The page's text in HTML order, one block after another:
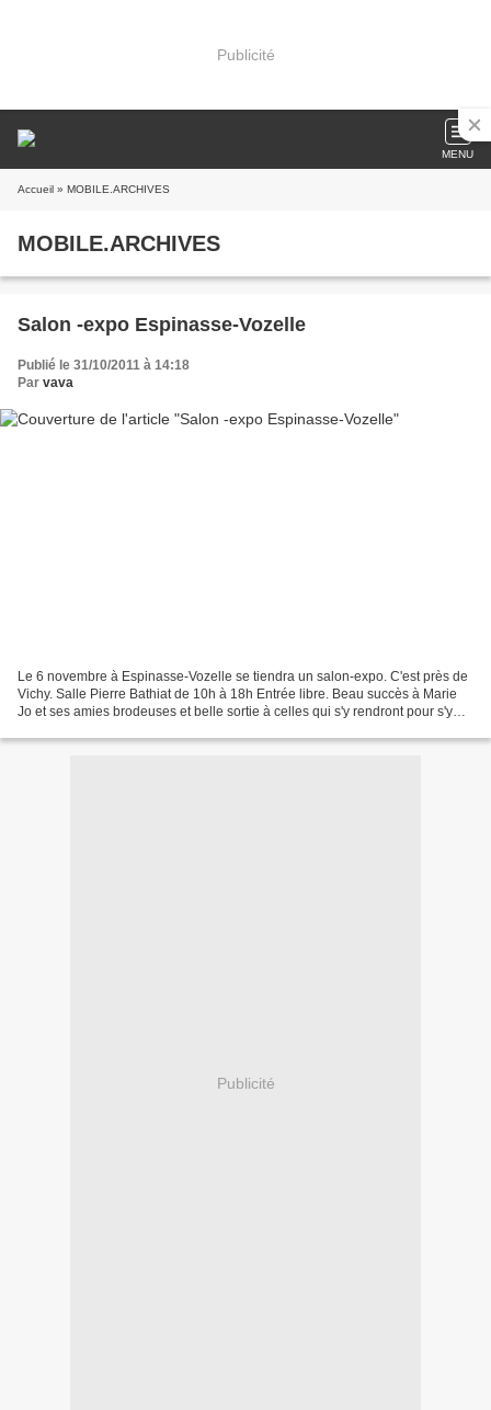
Publicité
MENU
Accueil » MOBILE.ARCHIVES
MOBILE.ARCHIVES
Salon -expo Espinasse-Vozelle
Publié le 31/10/2011 à 14:18
Par vava
Le 6 novembre à Espinasse-Vozelle se tiendra un salon-expo. C'est près de
Vichy. Salle Pierre Bathiat de 10h à 18h Entrée libre. Beau succès à Marie
Jo et ses amies brodeuses et belle sortie à celles qui s'y rendront pour s'y
Publicité